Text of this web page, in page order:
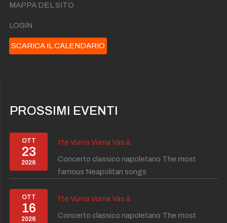
MAPPA DEL SITO
LOGIN
SCARICA IL CALENDARIO
PROSSIMI EVENTI
OTT
23
2026
I'te Vurria Vurria Vas à
Concerto classico napoletano The most
famous Neapolitan songs
OTT
16
2026
I'te Vurria Vurria Vas à
Concerto classico napoletano The most